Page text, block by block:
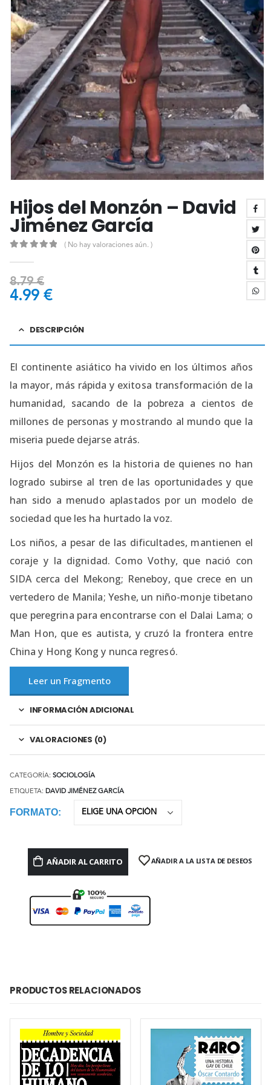
Hijos del Monzón – David
Jiménez García
( No hay valoraciones aún. )
8.79€
4.99 €
DESCRIPCIÓN
El continente asiático ha vivido en los últimos años
la mayor, más rápida y exitosa transformación de la
humanidad, sacando de la pobreza a cientos de
millones de personas y mostrando al mundo que la
miseria puede dejarse atrás.
Hijos del Monzón es la historia de quienes no han
logrado subirse al tren de las oportunidades y que
han sido a menudo aplastados por un modelo de
sociedad que les ha hurtado la voz.
Los niños, a pesar de las dificultades, mantienen el
coraje y la dignidad. Como Vothy, que nació con
SIDA cerca del Mekong; Reneboy, que crece en un
vertedero de Manila; Yeshe, un niño-monje tibetano
que peregrina para encontrarse con el Dalai Lama; o
Man Hon, que es autista, y cruzó la frontera entre
China y Hong Kong y nunca regresó.
Leer un Fragmento
INFORMACIÓN ADICIONAL
VALORACIONES (0)
CATEGORÍA: SOCIOLOGÍA
ETIQUETA: DAVID JIMÉNEZ GARCÍA
FORMATO
AÑADIR AL CARRITO AÑADIR A LA LISTA DE DESEOS
PRODUCTOS RELACIONADOS